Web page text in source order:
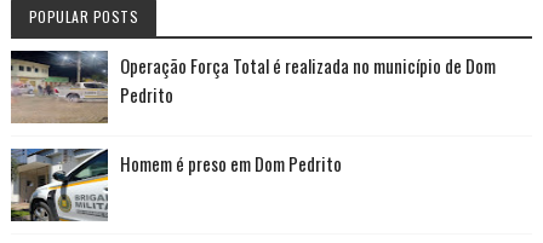
POPULAR POSTS
Operação Força Total é realizada no município de Dom
Pedrito
Homem é preso em Dom Pedrito